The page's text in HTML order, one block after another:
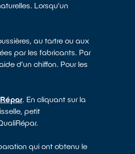
Lorsqu’un
au tartre ou aux
par les fabricants. Par
d’un chiffon. Pour les
. En cliquant sur la
petit
qui ont obtenu le